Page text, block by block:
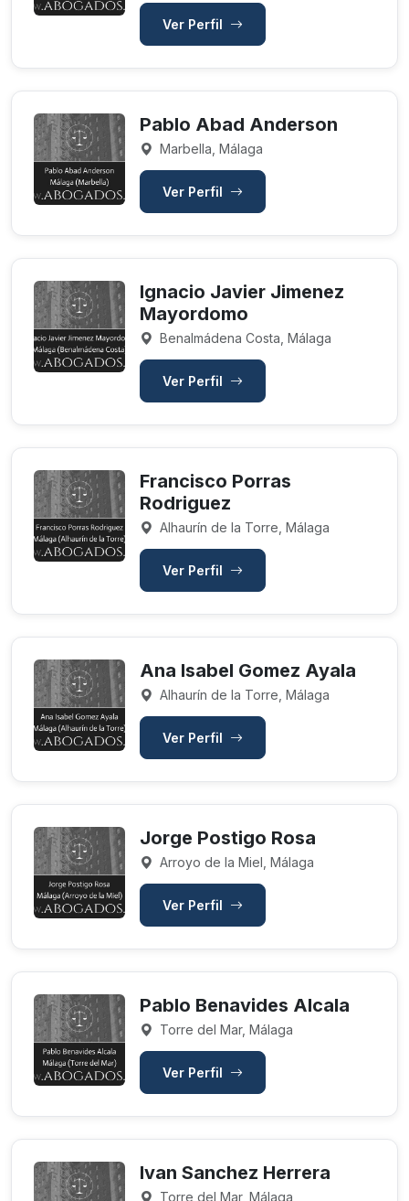
Ver Perfil
Pablo Abad Anderson
Marbella, Málaga
Ver Perfil
Ignacio Javier Jimenez
Mayordomo
Benalmádena Costa, Málaga
Ver Perfil
Francisco Porras
Rodriguez
Alhaurín de la Torre, Málaga
Ver Perfil
Ana Isabel Gomez Ayala
Alhaurín de la Torre, Málaga
Ver Perfil
Jorge Postigo Rosa
Arroyo de la Miel, Málaga
Ver Perfil
Pablo Benavides Alcala
Torre del Mar, Málaga
Ver Perfil
Ivan Sanchez Herrera
Torre del Mar, Málaga